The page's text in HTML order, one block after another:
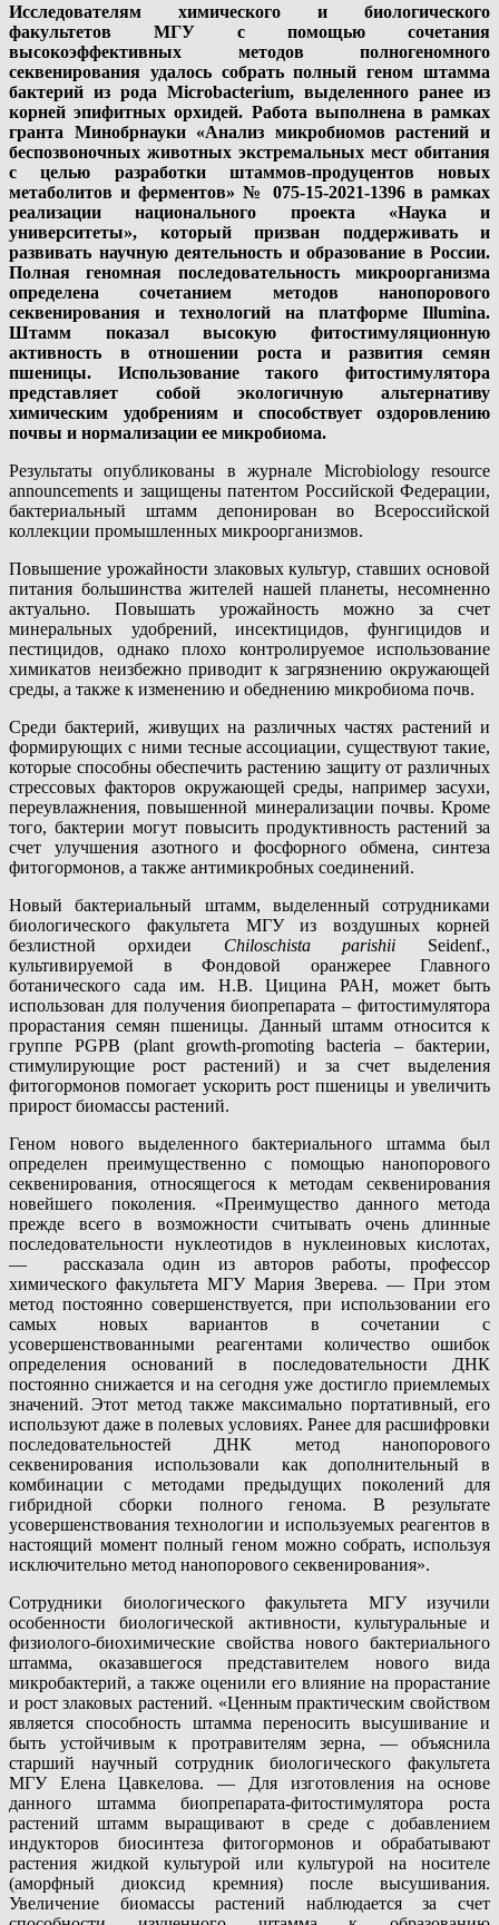
Исследователям химического и биологического
факультетов МГУ с помощью сочетания
высокоэффективных методов полногеномного
секвенирования удалось собрать полный геном штамма
бактерий из рода Microbacterium, выделенного ранее из
корней эпифитных орхидей. Работа выполнена в рамках
гранта Минобрнауки «Анализ микробиомов растений и
беспозвоночных животных экстремальных мест обитания
с целью разработки штаммов-продуцентов новых
метаболитов и ферментов» № 075-15-2021-1396 в рамках
реализации национального проекта «Наука и
университеты», который призван поддерживать и
развивать научную деятельность и образование в России.
Полная геномная последовательность микроорганизма
определена сочетанием методов нанопорового
секвенирования и технологий на платформе Illumina.
Штамм показал высокую фитостимуляционную
активность в отношении роста и развития семян
пшеницы. Использование такого фитостимулятора
представляет собой экологичную альтернативу
химическим удобрениям и способствует оздоровлению
почвы и нормализации ее микробиома.
Результаты опубликованы в журнале Microbiology resource
announcements и защищены патентом Российской Федерации,
бактериальный штамм депонирован во Всероссийской
коллекции промышленных микроорганизмов.
Повышение урожайности злаковых культур, ставших основой
питания большинства жителей нашей планеты, несомненно
актуально. Повышать урожайность можно за счет
минеральных удобрений, инсектицидов, фунгицидов и
пестицидов, однако плохо контролируемое использование
химикатов неизбежно приводит к загрязнению окружающей
среды, а также к изменению и обеднению микробиома почв.
Среди бактерий, живущих на различных частях растений и
формирующих с ними тесные ассоциации, существуют такие,
которые способны обеспечить растению защиту от различных
стрессовых факторов окружающей среды, например засухи,
переувлажнения, повышенной минерализации почвы. Кроме
того, бактерии могут повысить продуктивность растений за
счет улучшения азотного и фосфорного обмена, синтеза
фитогормонов, а также антимикробных соединений.
Новый бактериальный штамм, выделенный сотрудниками
биологического факультета МГУ из воздушных корней
безлистной орхидеи Chiloschista parishii Seidenf.,
культивируемой в Фондовой оранжерее Главного
ботанического сада им. Н.В. Цицина РАН, может быть
использован для получения биопрепарата – фитостимулятора
прорастания семян пшеницы. Данный штамм относится к
группе PGPB (plant growth-promoting bacteria – бактерии,
стимулирующие рост растений) и за счет выделения
фитогормонов помогает ускорить рост пшеницы и увеличить
прирост биомассы растений.
Геном нового выделенного бактериального штамма был
определен преимущественно с помощью нанопорового
секвенирования, относящегося к методам секвенирования
новейшего поколения. «Преимущество данного метода
прежде всего в возможности считывать очень длинные
последовательности нуклеотидов в нуклеиновых кислотах,
— рассказала один из авторов работы, профессор
химического факультета МГУ Мария Зверева. — При этом
метод постоянно совершенствуется, при использовании его
самых новых вариантов в сочетании с
усовершенствованными реагентами количество ошибок
определения оснований в последовательности ДНК
постоянно снижается и на сегодня уже достигло приемлемых
значений. Этот метод также максимально портативный, его
используют даже в полевых условиях. Ранее для расшифровки
последовательностей ДНК метод нанопорового
секвенирования использовали как дополнительный в
комбинации с методами предыдущих поколений для
гибридной сборки полного генома. В результате
усовершенствования технологии и используемых реагентов в
настоящий момент полный геном можно собрать, используя
исключительно метод нанопорового секвенирования».
Сотрудники биологического факультета МГУ изучили
особенности биологической активности, культуральные и
физиолого-биохимические свойства нового бактериального
штамма, оказавшегося представителем нового вида
микробактерий, а также оценили его влияние на прорастание
и рост злаковых растений. «Ценным практическим свойством
является способность штамма переносить высушивание и
быть устойчивым к протравителям зерна, — объяснила
старший научный сотрудник биологического факультета
МГУ Елена Цавкелова. — Для изготовления на основе
данного штамма биопрепарата-фитостимулятора роста
растений штамм выращивают в среде с добавлением
индукторов биосинтеза фитогормонов и обрабатывают
растения жидкой культурой или культурой на носителе
(аморфный диоксид кремния) после высушивания.
Увеличение биомассы растений наблюдается за счет